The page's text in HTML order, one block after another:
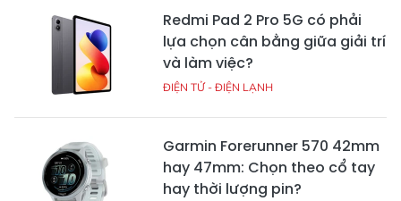
Redmi Pad 2 Pro 5G có phải
lựa chọn cân bằng giữa giải trí
và làm việc?
ĐIỆN TỬ - ĐIỆN LẠNH
Garmin Forerunner 570 42mm
hay 47mm: Chọn theo cổ tay
hay thời lượng pin?